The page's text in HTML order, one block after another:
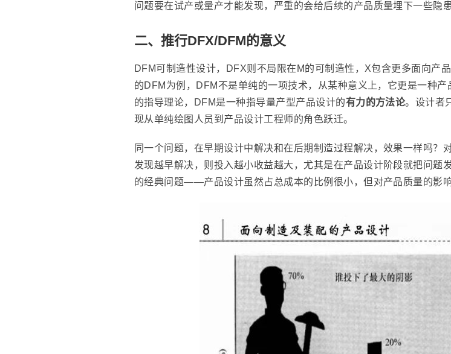
问题要在试产或量产才能发现，严重的会给后续的产品质量埋下一些隐患
二、推行DFX/DFM的意义
DFM可制造性设计，DFX则不局限在M的可制造性，X包含更多面向产
的DFM为例，DFM不是单纯的一项技术，从某种意义上，它更是一种
的指导理论，DFM是一种指导量产型产品设计的有力的方法论。设计者
现从单纯绘图人员到产品设计工程师的角色跃迁。
同一个问题，在早期设计中解决和在后期制造过程解决，效果一样吗？
发现越早解决，则投入越小收益越大，尤其是在产品设计阶段就把问题
的经典问题——产品设计虽然占总成本的比例很小，但对产品质量的影响